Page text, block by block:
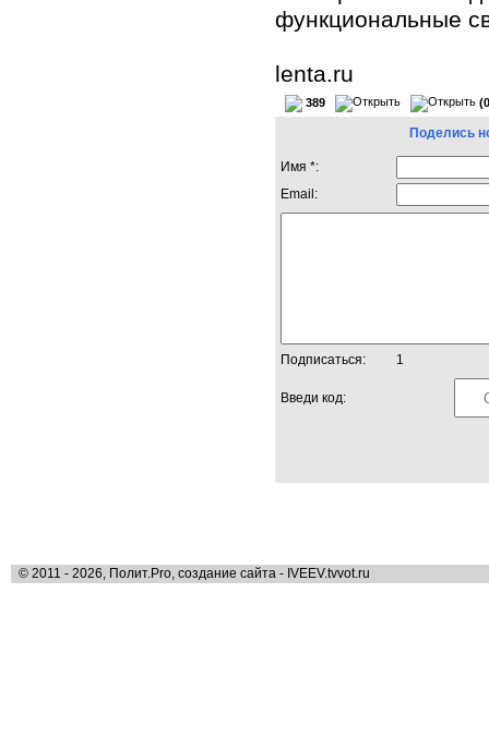
функциональные
lenta.ru
389
Поделись
Имя *:
Email:
Подписаться: 1
Введи код:
© 2011 - 2026, Полит.Pro, создание сайта - IVEEV.tvvot.ru